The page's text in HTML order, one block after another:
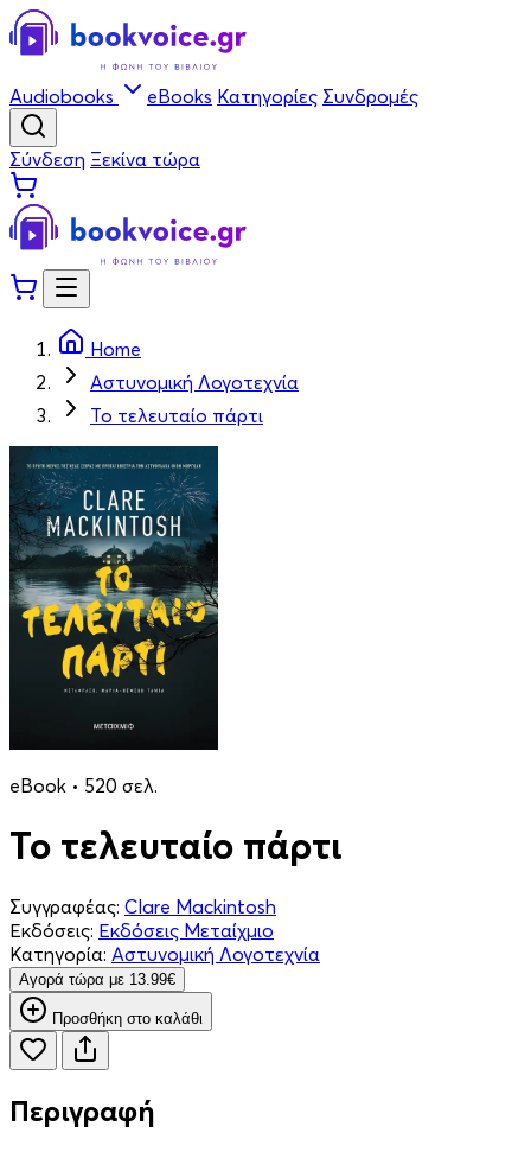
Audiobooks eBooks Κατηγορίες Συνδρομές
Σύνδεση Ξεκίνα τώρα
Home
Αστυνομική Λογοτεχνία
Το τελευταίο πάρτι
eBook • 520 σελ.
Το τελευταίο πάρτι
Συγγραφέας: Clare Mackintosh
Εκδόσεις: Εκδόσεις Μεταίχμιο
Κατηγορία: Αστυνομική Λογοτεχνία
Aγορά τώρα με 13.99€
Προσθήκη στο καλάθι
Περιγραφή